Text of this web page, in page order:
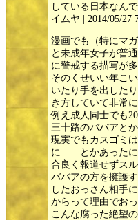
している日本なん
イムヤ | 2014/05/27
漫画でも（特にマ
と未成年女子が普
に警戒する描写が
そのくせいい年こ
いたり手を出した
き方していて非常
例え成人同士でも
三十路のババアと
現実でもカスゴミ
に……とかあったに
合良く報道せずス
ババアの方を擁護
したおっさん相手
からって理由でお
こんな腐った絶望